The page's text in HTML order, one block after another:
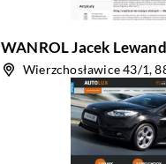
WANROL Jacek
Wierzchosławice 43/1,